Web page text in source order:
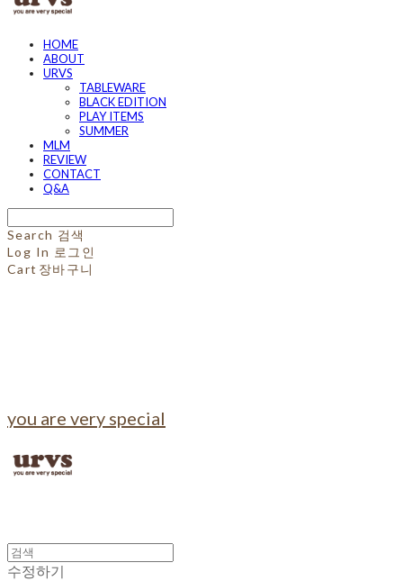
HOME
ABOUT
URVS
TABLEWARE
BLACK EDITION
PLAY ITEMS
SUMMER
MLM
REVIEW
CONTACT
Q&A
Search 검색
Log In 로그인
Cart 장바구니
you are very special
수정하기